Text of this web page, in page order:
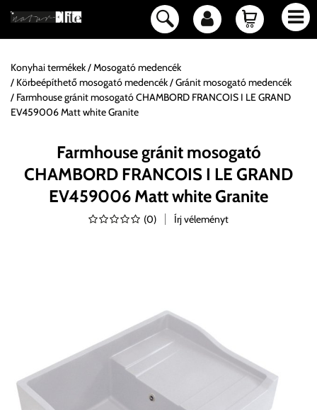
Konyhai termékek
Mosogató medencék
Körbeépíthető mosogató medencék
Gránit mosogató medencék
Farmhouse gránit mosogató CHAMBORD FRANCOIS I LE GRAND
EV459006 Matt white Granite
Farmhouse gránit mosogató
CHAMBORD FRANCOIS I LE GRAND
EV459006 Matt white Granite
(0) Írj véleményt